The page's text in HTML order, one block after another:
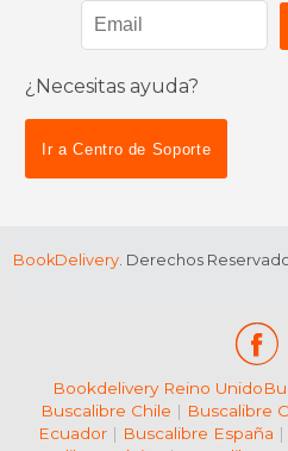
¿Necesitas ayuda?
Ir a Centro de Soporte
BookDelivery. Derechos
Bookdelivery Reino Unido
Buscalibre Chile | Buscalibre
Ecuador| Buscalibre España |